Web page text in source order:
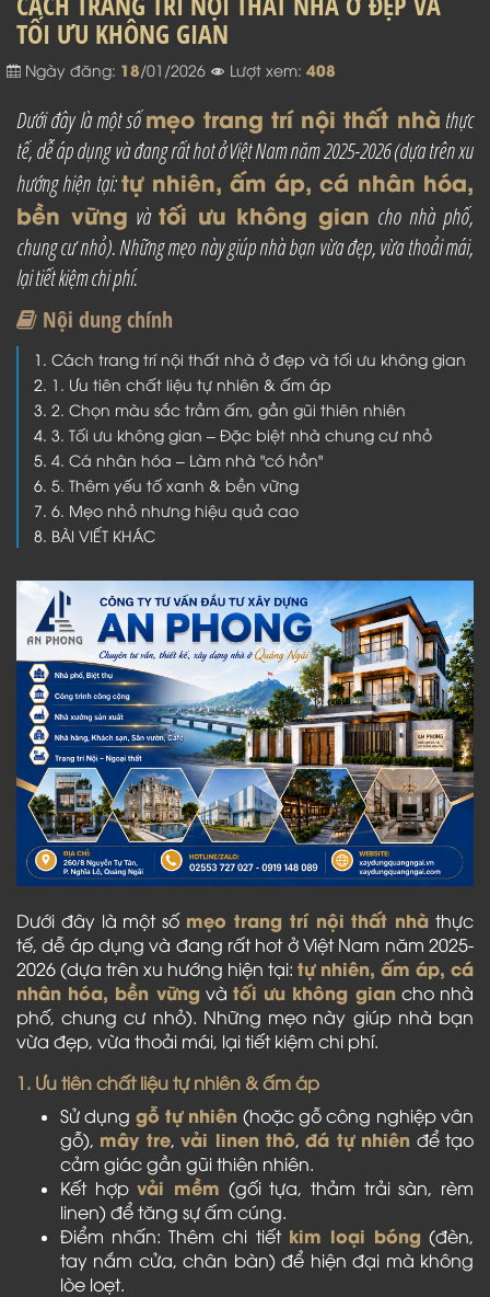
TỐI ƯU KHÔNG GIAN
Ngày đăng: 18/01/2026 Lượt xem: 408
Dưới đây là một sốmẹo trang trí nội thất nhà thực
tế, dễ áp dụng và đang rất hot ở Việt Nam năm 2025-2026 (dựa trên xu
hướng hiện tại:tự nhiên, ấm áp, cá nhân hóa,
bền vững và tối ưu không gian cho nhà phố,
chung cư nhỏ). Những mẹo này giúp nhà bạn vừa đẹp, vừa thoải mái,
lại tiết kiệm chi phí.
Nội dung chính
Cách trang trí nội thất nhà ở đẹp và tối ưu không gian
1. Ưu tiên chất liệu tự nhiên & ấm áp
2. Chọn màu sắc trầm ấm, gần gũi thiên nhiên
3. Tối ưu không gian – Đặc biệt nhà chung cư nhỏ
4. Cá nhân hóa – Làm nhà "có hồn"
5. Thêm yếu tố xanh & bền vững
6. Mẹo nhỏ nhưng hiệu quả cao
BÀI VIẾT KHÁC
Dưới đây là một số mẹo trang trí nội thất nhà thực
tế, dễ áp dụng và đang rất hot ở Việt Nam năm 2025-
2026 (dựa trên xu hướng hiện tại: tự nhiên, ấm áp, cá
nhân hóa, bền vững vàtối ưu không giancho nhà
phố, chung cư nhỏ). Những mẹo này giúp nhà bạn
vừa đẹp, vừa thoải mái, lại tiết kiệm chi phí.
1. Ưu tiên chất liệu tự nhiên & ấm áp
Sử dụng gỗ tự nhiên (hoặc gỗ công nghiệp vân
gỗ), mây tre,vải linen thô,đá tự nhiên để tạo
cảm giác gần gũi thiên nhiên.
Kết hợpvải mềm (gối tựa, thảm trải sàn, rèm
linen) để tăng sự ấm cúng.
Điểm nhấn: Thêm chi tiết kim loại bóng (đèn,
tay nắm cửa, chân bàn) để hiện đại mà không
lòe loẹt.